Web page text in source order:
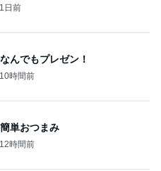
1日前
んでもプレゼン！
10時間前
単おつまみ
12時間前